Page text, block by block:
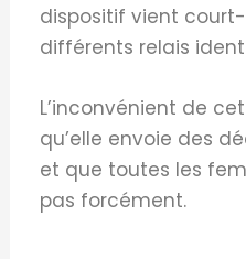
dispositif vient
différents relais
L’inconvénient de
qu’elle envoie des
et que toutes les
pas forcément.